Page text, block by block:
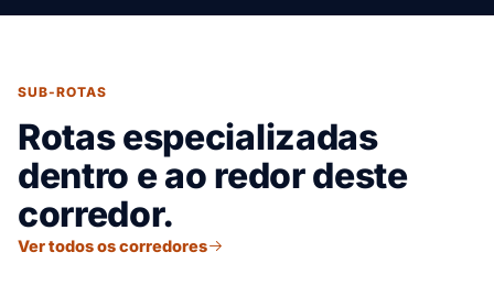
SUB-ROTAS
Rotas especializadas
dentro e ao redor deste
corredor.
Ver todos os corredores